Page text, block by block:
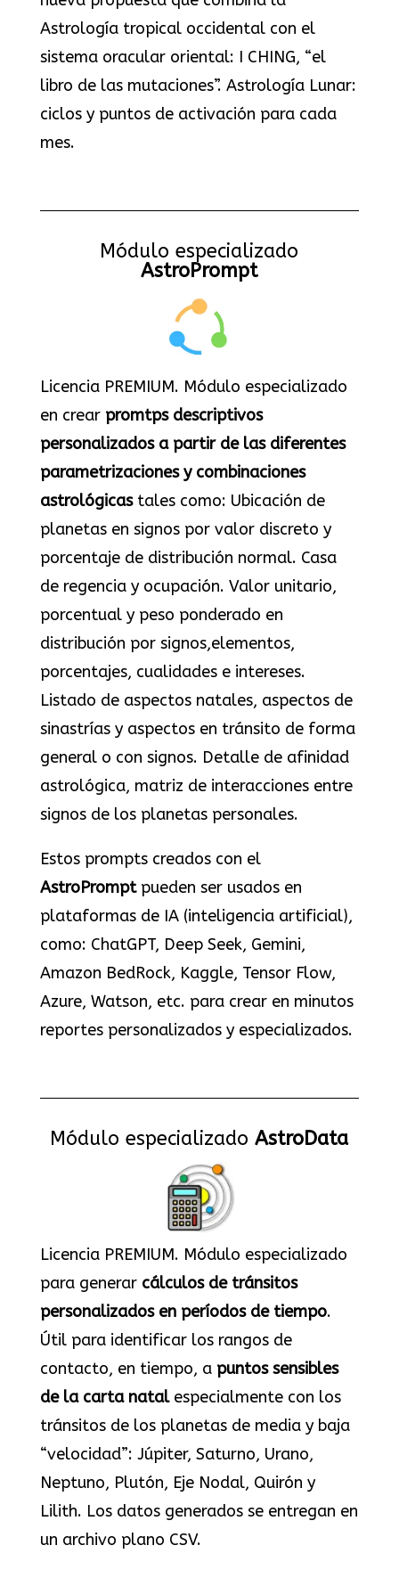
Astrología tropical occidental con el
sistema oracular oriental: I CHING, “el
libro de las mutaciones”. Astrología Lunar:
ciclos y puntos de activación para cada
mes.
Módulo especializado
AstroPrompt
Licencia PREMIUM. Módulo especializado
en crear promtps descriptivos
personalizados a partir de las diferentes
parametrizaciones y combinaciones
astrológicastales como: Ubicación de
planetas en signos por valor discreto y
porcentaje de distribución normal. Casa
de regencia y ocupación. Valor unitario,
porcentual y peso ponderado en
distribución por signos,elementos,
porcentajes, cualidades e intereses.
Listado de aspectos natales, aspectos de
sinastrías y aspectos en tránsito de forma
general o con signos. Detalle de afinidad
astrológica, matriz de interacciones entre
signos de los planetas personales.
Estos prompts creados con el
AstroPromptpueden ser usados en
plataformas de IA (inteligencia artificial),
como: ChatGPT, Deep Seek, Gemini,
Amazon BedRock, Kaggle, Tensor Flow,
Azure, Watson, etc. para crear en minutos
reportes personalizados y especializados.
Módulo especializadoAstroData
Licencia PREMIUM. Módulo especializado
para generar cálculos de tránsitos
personalizados en períodos de tiempo.
Útil para identificar los rangos de
contacto, en tiempo, a puntos sensibles
de la carta natalespecialmente con los
tránsitos de los planetas de media y baja
“velocidad”: Júpiter, Saturno, Urano,
Neptuno, Plutón, Eje Nodal, Quirón y
Lilith. Los datos generados se entregan en
un archivo plano CSV.